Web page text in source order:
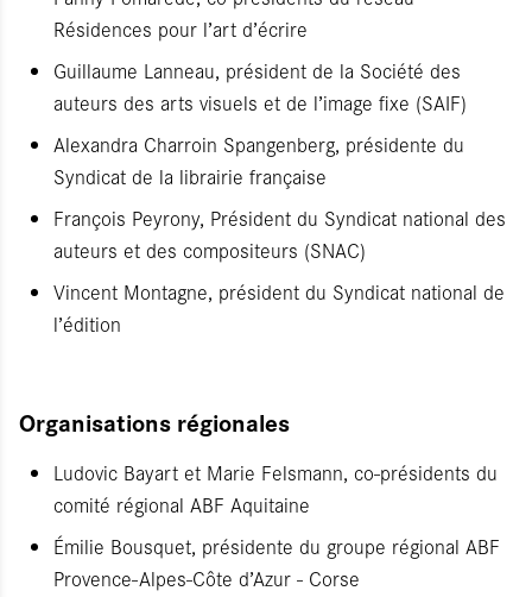
Résidences pour l’art d’écrire
Guillaume Lanneau, président de la Société des
auteurs des arts visuels et de l’image fixe (SAIF)
Alexandra Charroin Spangenberg, présidente du
Syndicat de la librairie française
François Peyrony, Président du Syndicat national des
auteurs et des compositeurs (SNAC)
Vincent Montagne, président du Syndicat national de
l’édition
Organisations régionales
Ludovic Bayart et Marie Felsmann, co-présidents du
comité régional ABF Aquitaine
Émilie Bousquet, présidente du groupe régional ABF
Provence-Alpes-Côte d’Azur - Corse